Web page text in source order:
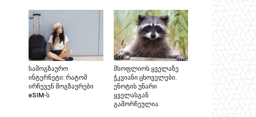
სამოგზაურო
ინტერნეტი: რატომ
ირჩევენ მოგზაურები
eSIM-ს
მსოფლიოს ყველაზე
ჭკვიანი ცხოველები.
ენოტის უნარი
ყველასგან
გამორჩეულია